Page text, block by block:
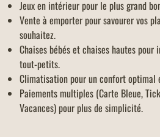
Jeux en intérieur pour le plus grand
Vente à emporter pour savourer vos
souhaitez.
Chaises bébés et chaises hautes
tout-petits.
Climatisation pour un confort optimal
Paiements multiples (Carte Bleue,
Vacances) pour plus de simplicité.